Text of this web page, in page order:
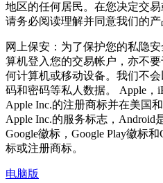
地区的任何居民。在您决定交
请务必阅读理解并同意我们的
网上保安：为了保护您的私隐
算机登入您的交易帐户，亦不
何计算机或移动设备。我们不
码和密码等私人数据。 Apple，
Apple Inc.的注册商标并在美国
Apple Inc.的服务标志，Android
Google徽标，Google Play徽标
标或注册商标。
电脑版